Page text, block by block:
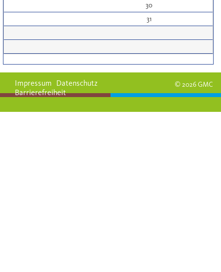
30
31
© 2026 GMC
Impressum Datenschutz
Barrierefreiheit